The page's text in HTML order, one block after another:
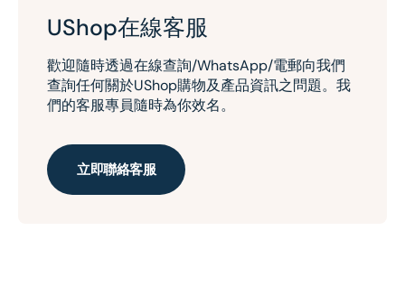
UShop在線客服
歡迎隨時透過在線查詢/WhatsApp/電郵向我們
查詢任何關於UShop購物及產品資訊之問題。我
們的客服專員隨時為你效名。
立即聯絡客服